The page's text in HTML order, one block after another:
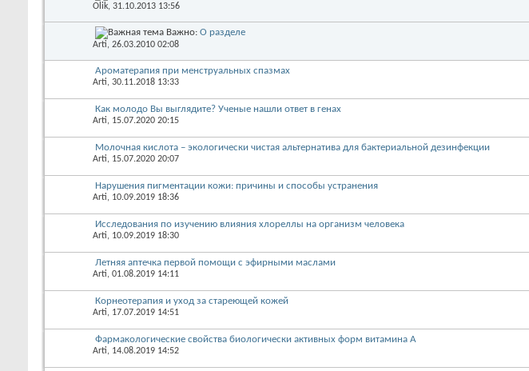
Olik, 31.10.2013 13:56
Важно: О разделе
Arti, 26.03.2010 02:08
Ароматерапия при менструальных спазмах
Arti, 30.11.2018 13:33
Как молодо Вы выглядите? Ученые нашли ответ в генах
Arti, 15.07.2020 20:15
Молочная кислота – экологически чистая альтернатива для бактериальной дезинфекции
Arti, 15.07.2020 20:07
Нарушения пигментации кожи: причины и способы устранения
Arti, 10.09.2019 18:36
Исследования по изучению влияния хлореллы на организм человека
Arti, 10.09.2019 18:30
Летняя аптечка первой помощи с эфирными маслами
Arti, 01.08.2019 14:11
Корнеотерапия и уход за стареющей кожей
Arti, 17.07.2019 14:51
Фармакологические свойства биологически активных форм витамина А
Arti, 14.08.2019 14:52